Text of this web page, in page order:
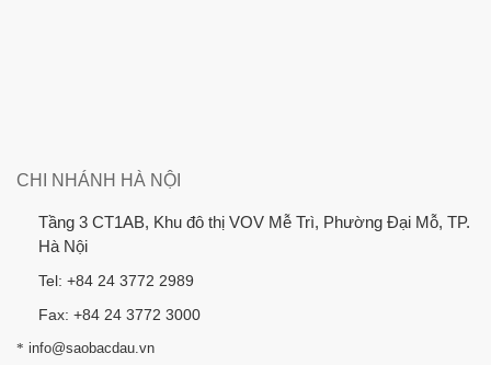
CHI NHÁNH HÀ NỘI
Tầng 3 CT1AB, Khu đô thị VOV Mễ Trì, Phường Đại Mỗ, TP.
Hà Nội
Tel: +84 24 3772 2989
Fax: +84 24 3772 3000
* info@saobacdau.vn